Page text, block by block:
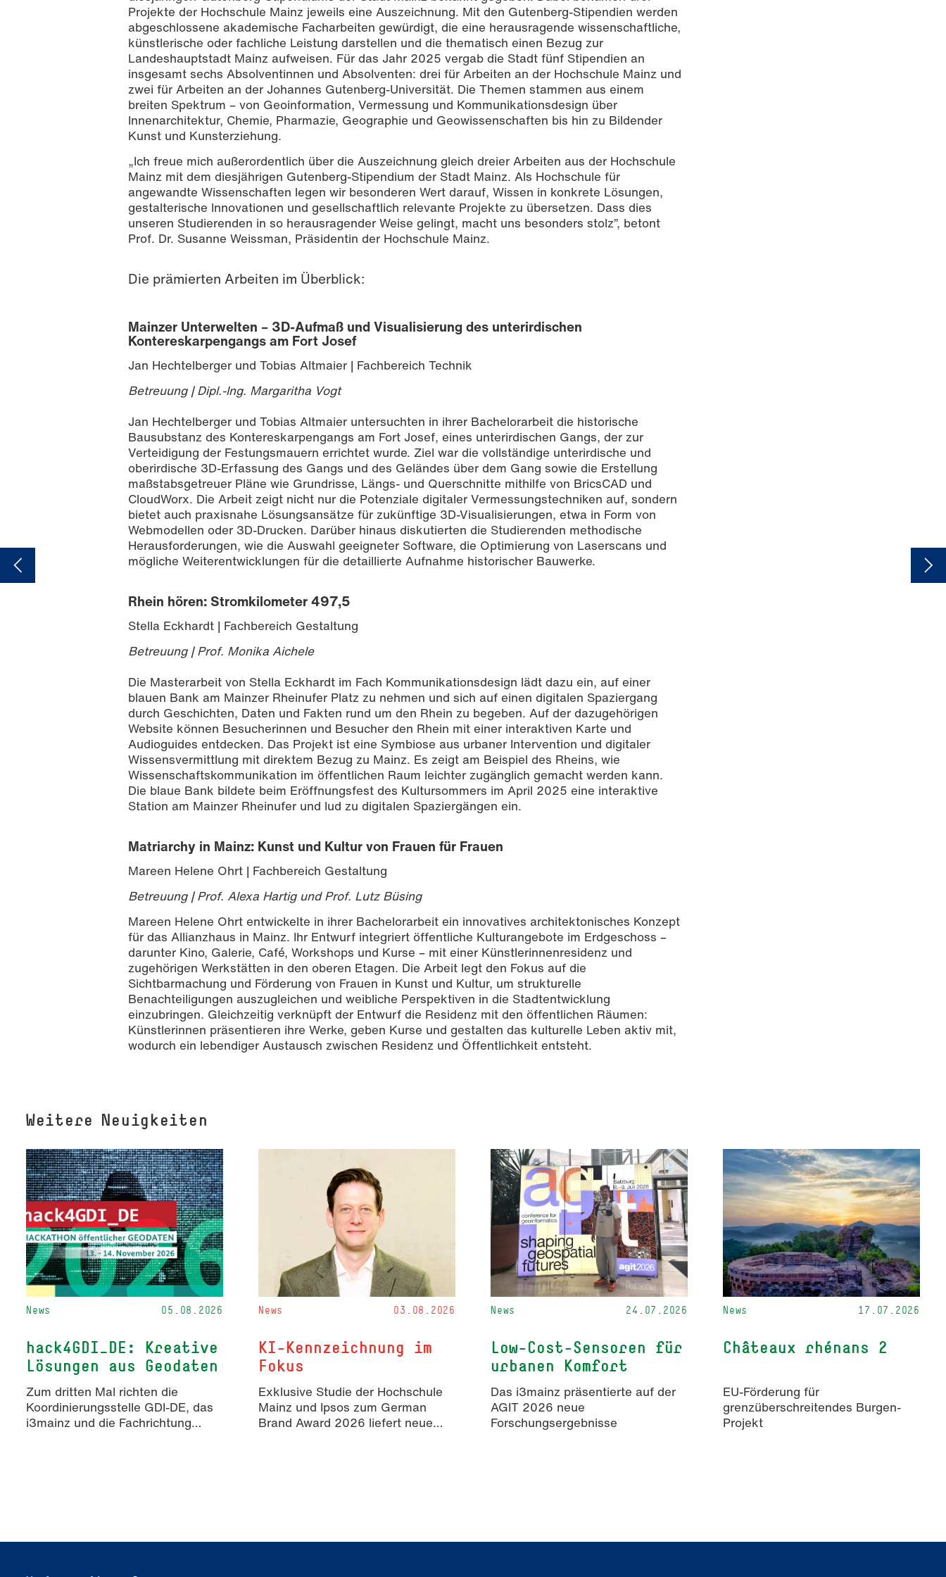
Projekte der Hochschule Mainz jeweils eine Auszeichnung. Mit den Gutenberg-Stipendien werden
abgeschlossene akademische Facharbeiten gewürdigt, die eine herausragende wissenschaftliche,
künstlerische oder fachliche Leistung darstellen und die thematisch einen Bezug zur
Landeshauptstadt Mainz aufweisen. Für das Jahr 2025 vergab die Stadt fünf Stipendien an
insgesamt sechs Absolventinnen und Absolventen: drei für Arbeiten an der Hochschule Mainz und
zwei für Arbeiten an der Johannes Gutenberg-Universität. Die Themen stammen aus einem
breiten Spektrum – von Geoinformation, Vermessung und Kommunikationsdesign über
Innenarchitektur, Chemie, Pharmazie, Geographie und Geowissenschaften bis hin zu Bildender
Kunst und Kunsterziehung.
„Ich freue mich außerordentlich über die Auszeichnung gleich dreier Arbeiten aus der Hochschule
Mainz mit dem diesjährigen Gutenberg-Stipendium der Stadt Mainz. Als Hochschule für
angewandte Wissenschaften legen wir besonderen Wert darauf, Wissen in konkrete Lösungen,
gestalterische Innovationen und gesellschaftlich relevante Projekte zu übersetzen. Dass dies
unseren Studierenden in so herausragender Weise gelingt, macht uns besonders stolz”, betont
Prof. Dr. Susanne Weissman, Präsidentin der Hochschule Mainz.
Die prämierten Arbeiten im Überblick:
Mainzer Unterwelten – 3D-Aufmaß und Visualisierung des unterirdischen
Kontereskarpengangs am Fort Josef
Jan Hechtelberger und Tobias Altmaier | Fachbereich Technik
Betreuung | Dipl.-Ing. Margaritha Vogt
Jan Hechtelberger und Tobias Altmaier untersuchten in ihrer Bachelorarbeit die historische
Bausubstanz des Kontereskarpengangs am Fort Josef, eines unterirdischen Gangs, der zur
Verteidigung der Festungsmauern errichtet wurde. Ziel war die vollständige unterirdische und
oberirdische 3D-Erfassung des Gangs und des Geländes über dem Gang sowie die Erstellung
maßstabsgetreuer Pläne wie Grundrisse, Längs- und Querschnitte mithilfe von BricsCAD und
CloudWorx. Die Arbeit zeigt nicht nur die Potenziale digitaler Vermessungstechniken auf, sondern
bietet auch praxisnahe Lösungsansätze für zukünftige 3D-Visualisierungen, etwa in Form von
Webmodellen oder 3D-Drucken. Darüber hinaus diskutierten die Studierenden methodische
Herausforderungen, wie die Auswahl geeigneter Software, die Optimierung von Laserscans und
mögliche Weiterentwicklungen für die detaillierte Aufnahme historischer Bauwerke.
Rhein hören: Stromkilometer 497,5
Stella Eckhardt | Fachbereich Gestaltung
Betreuung | Prof. Monika Aichele
Die Masterarbeit von Stella Eckhardt im Fach Kommunikationsdesign lädt dazu ein, auf einer
blauen Bank am Mainzer Rheinufer Platz zu nehmen und sich auf einen digitalen Spaziergang
durch Geschichten, Daten und Fakten rund um den Rhein zu begeben. Auf der dazugehörigen
Website können Besucherinnen und Besucher den Rhein mit einer interaktiven Karte und
Audioguides entdecken. Das Projekt ist eine Symbiose aus urbaner Intervention und digitaler
Wissensvermittlung mit direktem Bezug zu Mainz. Es zeigt am Beispiel des Rheins, wie
Wissenschaftskommunikation im öffentlichen Raum leichter zugänglich gemacht werden kann.
Die blaue Bank bildete beim Eröffnungsfest des Kultursommers im April 2025 eine interaktive
Station am Mainzer Rheinufer und lud zu digitalen Spaziergängen ein.
Matriarchy in Mainz: Kunst und Kultur von Frauen für Frauen
Mareen Helene Ohrt | Fachbereich Gestaltung
Betreuung | Prof. Alexa Hartig und Prof. Lutz Büsing
Mareen Helene Ohrt entwickelte in ihrer Bachelorarbeit ein innovatives architektonisches Konzept
für das Allianzhaus in Mainz. Ihr Entwurf integriert öffentliche Kulturangebote im Erdgeschoss –
darunter Kino, Galerie, Café, Workshops und Kurse – mit einer Künstlerinnenresidenz und
zugehörigen Werkstätten in den oberen Etagen. Die Arbeit legt den Fokus auf die
Sichtbarmachung und Förderung von Frauen in Kunst und Kultur, um strukturelle
Benachteiligungen auszugleichen und weibliche Perspektiven in die Stadtentwicklung
einzubringen. Gleichzeitig verknüpft der Entwurf die Residenz mit den öffentlichen Räumen:
Künstlerinnen präsentieren ihre Werke, geben Kurse und gestalten das kulturelle Leben aktiv mit,
wodurch ein lebendiger Austausch zwischen Residenz und Öffentlichkeit entsteht.
Weitere Neuigkeiten
News 05.08.2026
hack4GDI_DE: Kreative
Lösungen aus Geodaten
Zum dritten Mal richten die
Koordinierungsstelle GDI-DE, das
i3mainz und die Fachrichtung
News 03.08.2026
KI-Kennzeichnung im
Fokus
Exklusive Studie der Hochschule
Mainz und Ipsos zum German
Brand Award 2026 liefert neue
News 24.07.2026
Low-Cost-Sensoren für
urbanen Komfort
Das i3mainz präsentierte auf der
AGIT 2026 neue
Forschungsergebnisse
News 17.07.2026
Châteaux rhénans 2
EU-Förderung für
grenzüberschreitendes Burgen-
Projekt